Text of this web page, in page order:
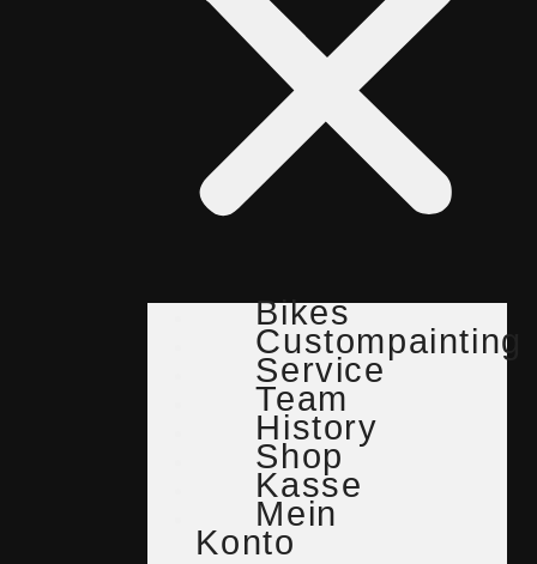
Bikes
Custompainting
Service
Team
History
Shop
Kasse
Mein
Konto